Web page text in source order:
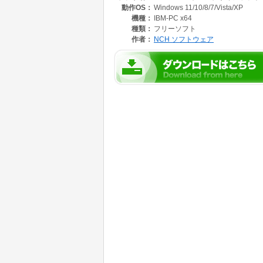
【DreamPlanはここが違います】
・シンプルなデザインで初心者でも簡単に使え
・図面をトレースできるので増改築のプランが
・お庭のデザインもできるのでガーデニングに
・実際に使うペンキの色を画像ファイルとし
【こんな方におすすめです】
動作OS： Windows 11/10/8/7/Vista/XP
機種：
IBM-PC x64
種類： フリーソフト
作者： NCH ソフトウェア